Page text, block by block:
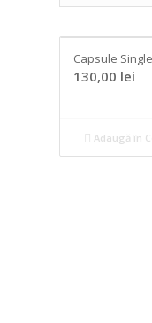
Capsule
130,00 lei
Adaugă în